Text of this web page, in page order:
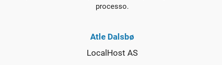
processo.
Atle Dalsbø
LocalHost AS